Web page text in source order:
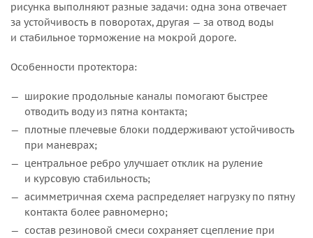
рисунка выполняют разные задачи: одна зона отвечает
за устойчивость в поворотах, другая — за отвод воды
и стабильное торможение на мокрой дороге.
Особенности протектора:
широкие продольные каналы помогают быстрее
отводить воду из пятна контакта;
плотные плечевые блоки поддерживают устойчивость
при маневрах;
центральное ребро улучшает отклик на руление
и курсовую стабильность;
асимметричная схема распределяет нагрузку по пятну
контакта более равномерно;
состав резиновой смеси сохраняет сцепление при